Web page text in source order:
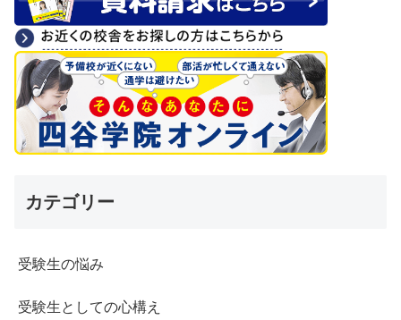
カテゴリー
受験生の悩み
受験生としての心構え